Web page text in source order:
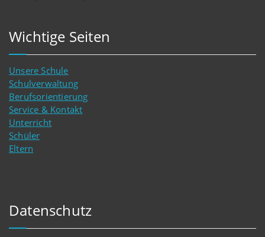
Wichtige Seiten
Unsere Schule
Schulverwaltung
Berufsorientierung
Service & Kontakt
Unterricht
Schüler
Eltern
Datenschutz